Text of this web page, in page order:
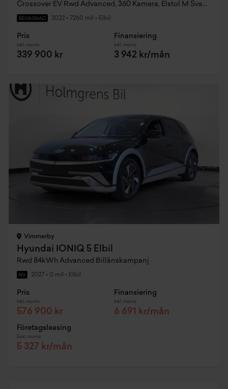
Crossover EV Rwd Advanced, 360 Kamera, Elstol M Svankstöd, Adaptiv Farthållare
BEGAGNAD 2022 • 7260 mil • Elbil
Pris
Inkl. moms
339 900 kr
Finansiering
Inkl. moms
3 942 kr/mån
Vimmerby
Hyundai IONIQ 5 Elbil
Rwd 84kWh Advanced Billånskampanj
NY 2027 • 0 mil • Elbil
Pris
Inkl. moms
576 900 kr
Finansiering
Inkl. moms
6 691 kr/mån
Företagsleasing
Exkl. moms
5 327 kr/mån